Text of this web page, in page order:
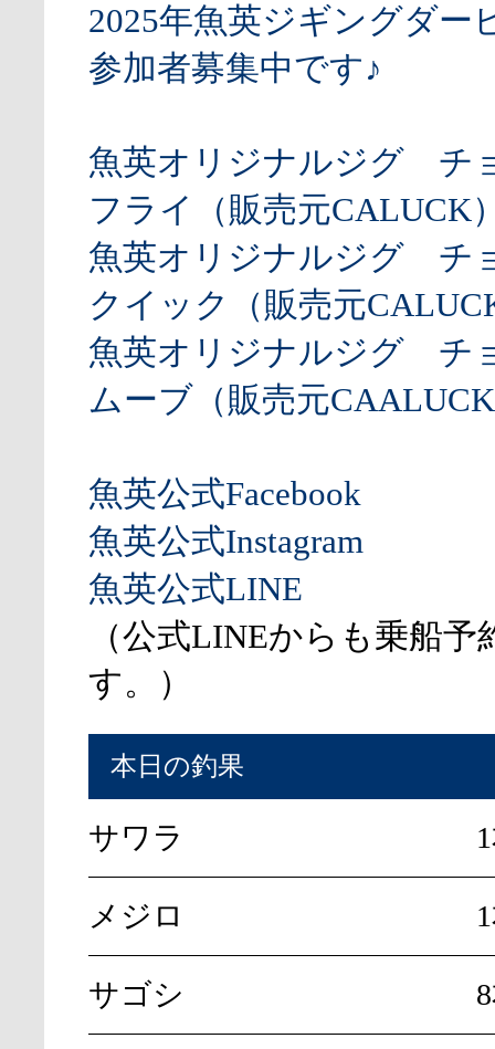
2025年魚英ジギングダー
参加者募集中です♪
魚英オリジナルジグ チ
フライ（販売元CALUCK
魚英オリジナルジグ チ
クイック（販売元
魚英オリジナルジグ チ
ムーブ（販売元
魚英公式Facebook
魚英公式Instagram
魚英公式LINE
（公式LINEからも乗船予
す。）
本日の釣果
サワラ
メジロ
サゴシ